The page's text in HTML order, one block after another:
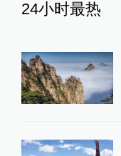
24小时最热